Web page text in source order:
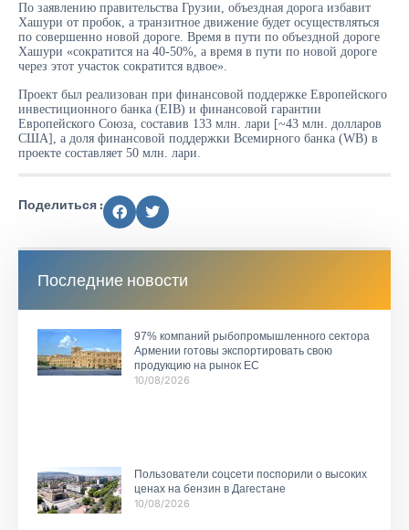
По заявлению правительства Грузии, объездная дорога избавит
Хашури от пробок, а транзитное движение будет осуществляться
по совершенно новой дороге. Время в пути по объездной дороге
Хашури «сократится на 40-50%, а время в пути по новой дороге
через этот участок сократится вдвое».
Проект был реализован при финансовой поддержке Европейского
инвестиционного банка (EIB) и финансовой гарантии
Европейского Союза, составив 133 млн. лари [~43 млн. долларов
США], а доля финансовой поддержки Всемирного банка (WB) в
проекте составляет 50 млн. лари.
Поделиться :
Последние новости
97% компаний рыбопромышленного сектора
Армении готовы экспортировать свою
продукцию на рынок ЕС
10/08/2026
Пользователи соцсети поспорили о высоких
ценах на бензин в Дагестане
10/08/2026